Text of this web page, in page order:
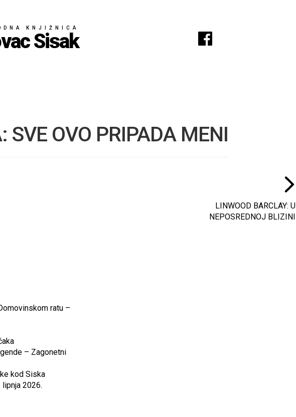
KNJIŽNICA
Sisak
SVE OVO PRIPADA MENI
LINWOOD BARCLAY: U
NEPOSREDNOJ BLIZINI
ratu –
– Zagonetni
kod Siska
lipnja 2026.